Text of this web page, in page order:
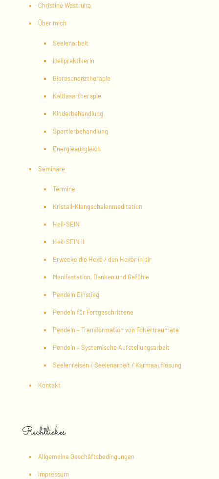
Christine Wostruha
Über mich
Seelenarbeit
Heilpraktikerin
Bioresonanztherapie
Kaltlasertherapie
Kinderbehandlung
Sportlerbehandlung
Energieausgleich
Seminare
Termine
Kristall-Klangschalenmeditation
Heil-SEIN
Heil-SEIN II
Erwecke die Hexe / den Hexer in dir
Manifestation, Denken und Gefühle
Pendeln Einstieg
Pendeln für Fortgeschrittene
Pendeln – Transformation von Foltertraumata
Pendeln – Systemische Aufstellungsarbeit
Seelenreisen / Seelenarbeit / Karmaauflösung
Kontakt
Rechtliches
Allgemeine Geschäftsbedingungen
Impressum